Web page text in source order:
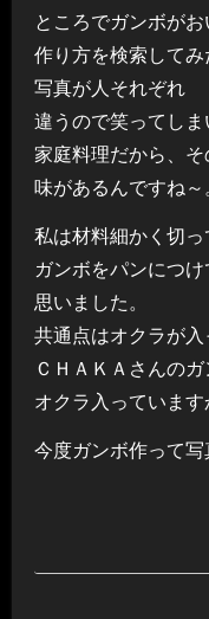
ところでガンボがお
作り方を検索して
写真が人それぞれ
違うので笑ってしま
家庭料理だから、
味があるんですね～
私は材料細かく切
ガンボをパンにつ
思いました。
共通点はオクラが入
ＣＨＡＫＡさんの
オクラ入っています
今度ガンボ作って写